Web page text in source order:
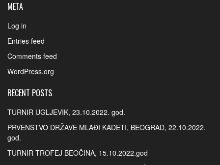
META
Log in
Entries feed
Comments feed
WordPress.org
RECENT POSTS
TURNIR UGLJEVIK, 23.10.2022. god.
PRVENSTVO DRŽAVE MLAĐI KADETI, BEOGRAD, 22.10.2022.
god.
TURNIR TROFEJ BEOČINA, 15.10.2022.god